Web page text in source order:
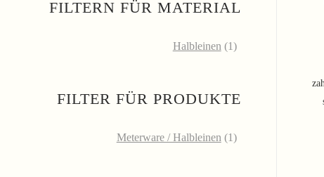
FILTERN FÜR MATERIAL
Halbleinen (1)
FILTER FÜR PRODUKTE
Meterware / Halbleinen (1)